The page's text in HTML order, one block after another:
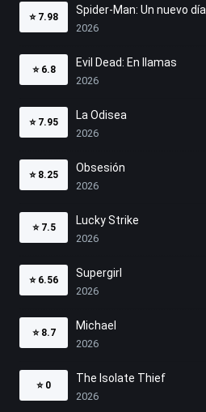
⭐ 7.98
Spider-Man: Un nuevo día
2026
⭐ 6.8
Evil Dead: En llamas
2026
⭐ 7.95
La Odisea
2026
⭐ 8.25
Obsesión
2026
⭐ 7.5
Lucky Strike
2026
⭐ 6.56
Supergirl
2026
⭐ 8.7
Michael
2026
⭐ 0
The Isolate Thief
2026